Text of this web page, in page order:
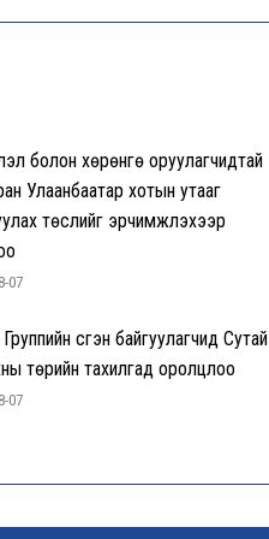
болон хөрөнгө оруулагчидтай
Улаанбаатар хотын утааг
төслийг эрчимжүүлэхээр
07
үүсгэн байгуулагчид Сутай
төрийн тахилгад оролцлоо
07